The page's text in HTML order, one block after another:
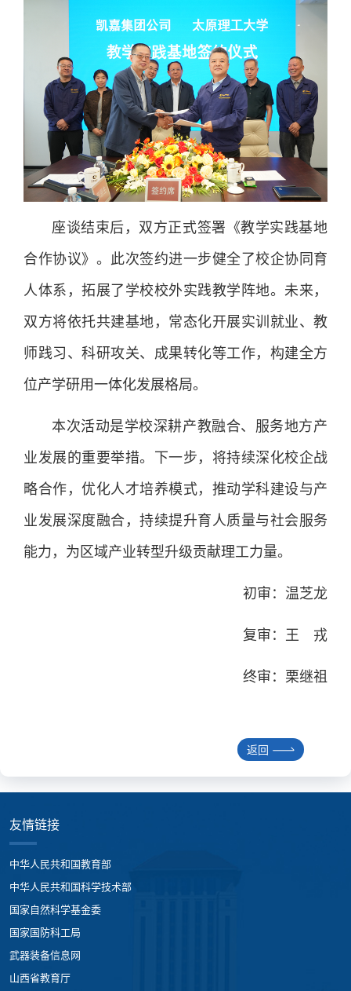
座谈结束后，双方正式签署《教学实践基地
合作协议》。此次签约进一步健全了校企协同育
人体系，拓展了学校校外实践教学阵地。未来，
双方将依托共建基地，常态化开展实训就业、教
师践习、科研攻关、成果转化等工作，构建全方
位产学研用一体化发展格局。
本次活动是学校深耕产教融合、服务地方产
业发展的重要举措。下一步，将持续深化校企战
略合作，优化人才培养模式，推动学科建设与产
业发展深度融合，持续提升育人质量与社会服务
能力，为区域产业转型升级贡献理工力量。
初审：温芝龙
复审：王 戎
终审：栗继祖
返回
友情链接
中华人民共和国教育部
中华人民共和国科学技术部
国家自然科学基金委
国家国防科工局
武器装备信息网
山西省教育厅